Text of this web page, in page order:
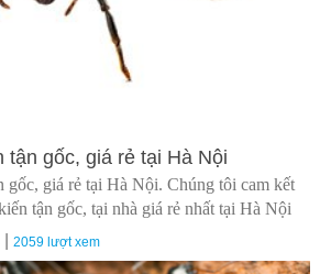
tận gốc, giá rẻ tại Hà Nội
gốc, giá rẻ tại Hà Nội.Chúng tôi cam kết
tận gốc, tại nhà giá rẻ nhất tại Hà Nội
|2059 lượt xem